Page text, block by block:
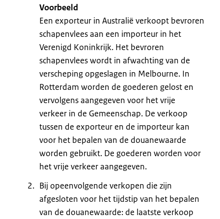
Voorbeeld
Een exporteur in Australië verkoopt bevroren
schapenvlees aan een importeur in het
Verenigd Koninkrijk. Het bevroren
schapenvlees wordt in afwachting van de
verscheping opgeslagen in Melbourne. In
Rotterdam worden de goederen gelost en
vervolgens aangegeven voor het vrije
verkeer in de Gemeenschap. De verkoop
tussen de exporteur en de importeur kan
voor het bepalen van de douanewaarde
worden gebruikt. De goederen worden voor
het vrije verkeer aangegeven.
Bij opeenvolgende verkopen die zijn
afgesloten voor het tijdstip van het bepalen
van de douanewaarde: de laatste verkoop